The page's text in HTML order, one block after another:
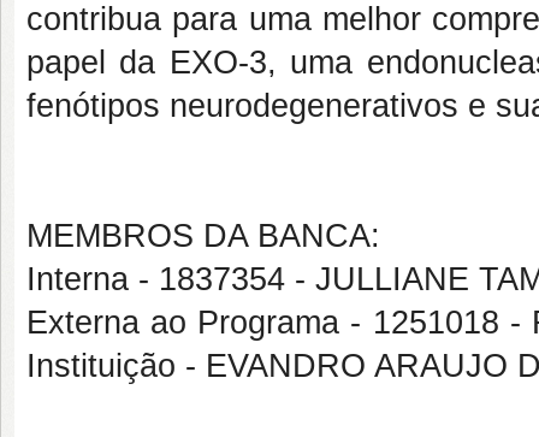
contribua para uma melhor
papel da EXO-3, uma
fenótipos neurodegenerativos e
MEMBROS DA BANCA:
Interna - 1837354 - JULLIANE
Externa ao Programa - 1251018
Instituição - EVANDRO ARAUJO